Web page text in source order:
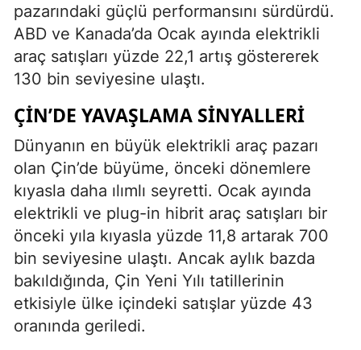
pazarındaki güçlü performansını sürdürdü.
ABD ve Kanada’da Ocak ayında elektrikli
araç satışları yüzde 22,1 artış göstererek
130 bin seviyesine ulaştı.
ÇIN’DE YAVAŞLAMA SINYALLERI
Dünyanın en büyük elektrikli araç pazarı
olan Çin’de büyüme, önceki dönemlere
kıyasla daha ılımlı seyretti. Ocak ayında
elektrikli ve plug-in hibrit araç satışları bir
önceki yıla kıyasla yüzde 11,8 artarak 700
bin seviyesine ulaştı. Ancak aylık bazda
bakıldığında, Çin Yeni Yılı tatillerinin
etkisiyle ülke içindeki satışlar yüzde 43
oranında geriledi.